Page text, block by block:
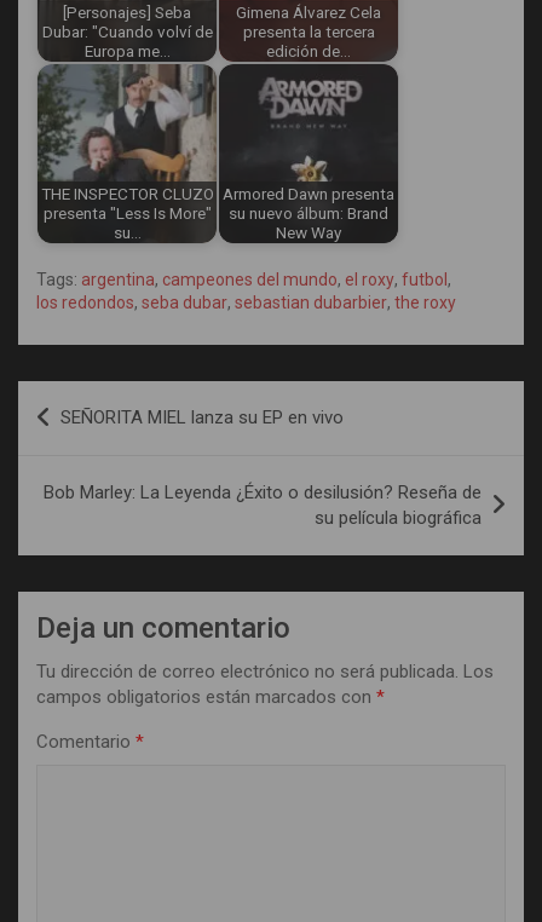
[Personajes] Seba
Dubar: "Cuando volví de
Europa me…
Gimena Álvarez Cela
presenta la tercera
edición de…
THE INSPECTOR CLUZO
presenta "Less Is More"
su…
Armored Dawn presenta
su nuevo álbum: Brand
New Way
Tags: argentina, campeones del mundo, el roxy, futbol ,
los redondos, seba dubar, sebastian dubarbier, the roxy
Navegación
de
entradas
SEÑORITA MIEL lanza su EP en vivo
Bob Marley: La Leyenda ¿Éxito o desilusión? Reseña de
su película biográfica
Deja un comentario
Tu dirección de correo electrónico no será publicada. Los
campos obligatorios están marcados con *
Comentario *